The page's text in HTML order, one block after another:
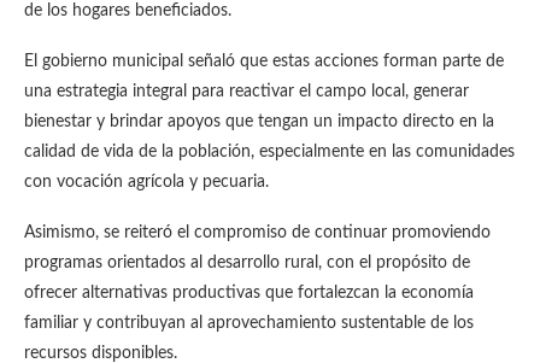
de los hogares beneficiados.
El gobierno municipal señaló que estas acciones forman parte de
una estrategia integral para reactivar el campo local, generar
bienestar y brindar apoyos que tengan un impacto directo en la
calidad de vida de la población, especialmente en las comunidades
con vocación agrícola y pecuaria.
Asimismo, se reiteró el compromiso de continuar promoviendo
programas orientados al desarrollo rural, con el propósito de
ofrecer alternativas productivas que fortalezcan la economía
familiar y contribuyan al aprovechamiento sustentable de los
recursos disponibles.